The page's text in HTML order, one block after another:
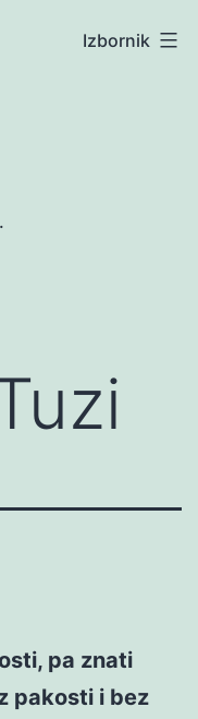
Izbornik
pa znati
pakosti i bez